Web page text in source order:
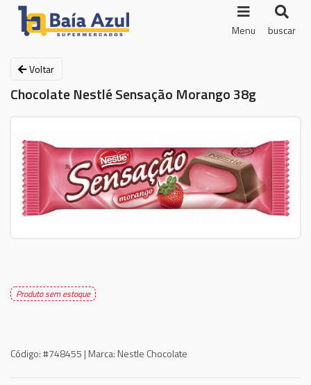
Menu buscar
Voltar
Chocolate Nestlé Sensação Morango 38g
Produto sem estoque
Código:#748455 | Marca: Nestle Chocolate